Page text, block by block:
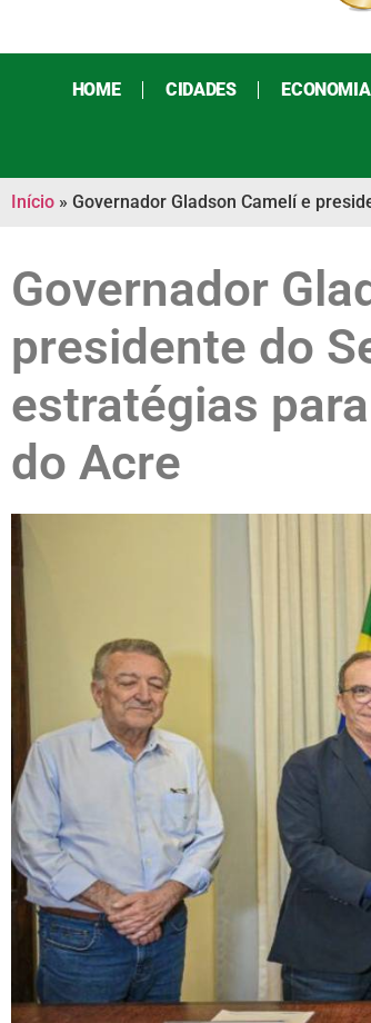
HOME CIDADES ECONOMIA
Início » Governador Gladson Camelí e
Governador
presidente do
estratégias
do Acre